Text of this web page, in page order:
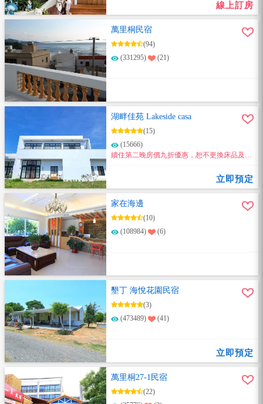
線上訂房
萬里桐民宿
(94)
(331295)
(21)
湖畔佳苑 Lakeside casa
(15)
(15666)
續住第二晚房價九折優惠，恕不更換床品及毛
立即預定
家在海邊
(10)
(108984)
(6)
墾丁 海悅花園民宿
(3)
(473489)
(41)
立即預定
萬里桐27-1民宿
(22)